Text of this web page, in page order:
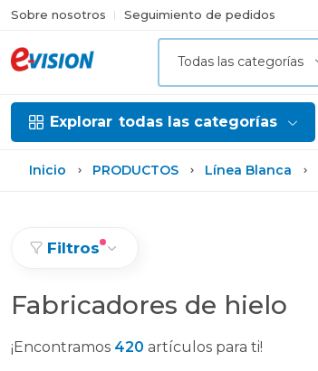
Sobre nosotros Seguimiento de pedidos
Todas las categorías
Explorar todas las categorías
Inicio PRODUCTOS Línea Blanca
Filtros
Fabricadores de hielo
¡Encontramos 420 artículos para ti!